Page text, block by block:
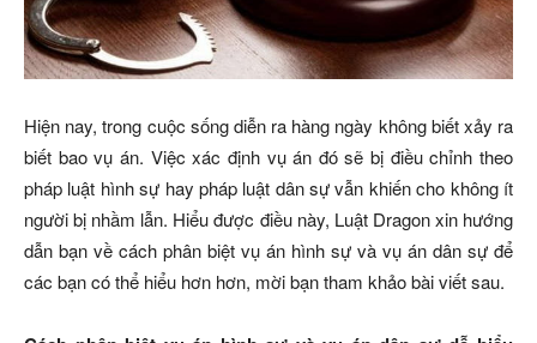
Hiện nay, trong cuộc sống diễn ra hàng ngày không biết xảy ra
biết bao vụ án. Việc xác định vụ án đó sẽ bị điều chỉnh theo
pháp luật hình sự hay pháp luật dân sự vẫn khiến cho không ít
người bị nhầm lẫn. Hiểu được điều này, Luật Dragon xin hướng
dẫn bạn về cách phân biệt vụ án hình sự và vụ án dân sự để
các bạn có thể hiểu hơn hơn, mời bạn tham khảo bài viết sau.